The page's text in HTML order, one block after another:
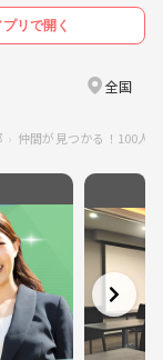
プリで開く
全国
仲間が見つかる！100人